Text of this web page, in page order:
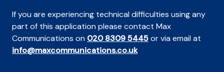
If you are experiencing technical difficulties using any
part of this application please contact Max
Communications on 020 8309 5445or via email at
info@maxcommunications.co.uk